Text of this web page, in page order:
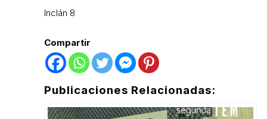
Inclán 8
Compartir
Publicaciones Relacionadas: